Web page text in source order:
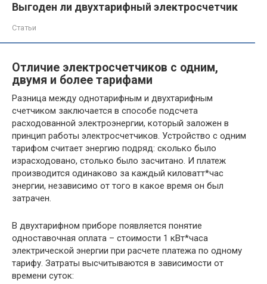
Выгоден ли двухтарифный электросчетчик
Статьи
Отличие электросчетчиков с одним,
двумя и более тарифами
Разница между однотарифным и двухтарифным
счетчиком заключается в способе подсчета
расходованной электроэнергии, который заложен в
принцип работы электросчетчиков. Устройство с одним
тарифом считает энергию подряд: сколько было
израсходовано, столько было засчитано. И платеж
производится одинаково за каждый киловатт*час
энергии, независимо от того в какое время он был
затрачен.
В двухтарифном приборе появляется понятие
одноставочная оплата – стоимости 1 кВт*часа
электрической энергии при расчете платежа по одному
тарифу. Затраты высчитываются в зависимости от
времени суток: